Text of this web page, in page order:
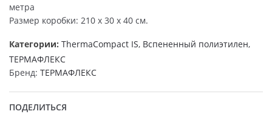
метра
Размер коробки: 210 х 30 х 40 см.
Категории: ThermaCompact IS, Вспененный полиэтилен,
ТЕРМАФЛЕКС
Бренд: ТЕРМАФЛЕКС
ПОДЕЛИТЬСЯ